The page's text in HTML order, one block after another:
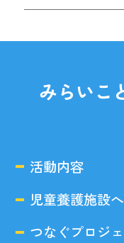
みらいこ
活動内容
児童養護施設
つなぐプロジ